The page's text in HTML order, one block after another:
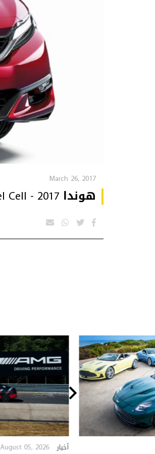
March 26, 2017
هوندا Clarity Fuel Cell - 2017
أخبار August 05, 2026